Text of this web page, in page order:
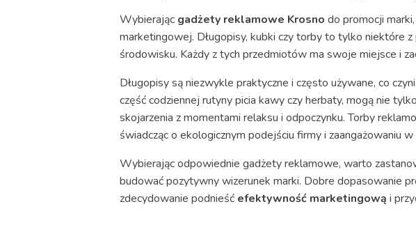
Wybierając gadżety reklamowe Krosno do promocji
marketingowej. Długopisy, kubki czy torby to tylko niektóre
środowisku. Każdy z tych przedmiotów ma swoje miejsce i
Długopisy są niezwykle praktyczne i często używane, co
część codziennej rutyny picia kawy czy herbaty, mogą nie
skojarzenia z momentami relaksu i odpoczynku. Torby
świadcząc o ekologicznym podejściu firmy i zaangażowaniu
Wybierając odpowiednie gadżety reklamowe, warto
budować pozytywny wizerunek marki. Dobre dopasowanie
zdecydowanie podnieść efektywność marketingową i